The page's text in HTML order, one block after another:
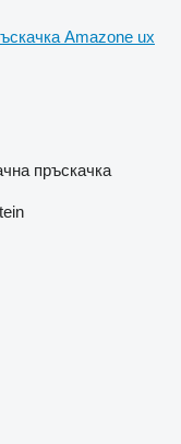
Amazone ux
пръскачка